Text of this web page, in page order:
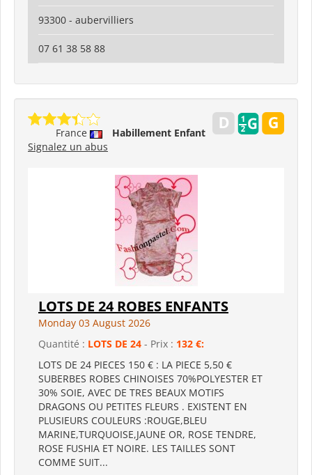
93300 - aubervilliers
07 61 38 58 88
France
Habillement Enfant
Signalez un abus
LOTS DE 24 ROBES ENFANTS
Monday 03 August 2026
Quantité : LOTS DE 24 - Prix : 132 €:
LOTS DE 24 PIECES 150 € : LA PIECE 5,50 €
SUBERBES ROBES CHINOISES 70%POLYESTER ET
30% SOIE, AVEC DE TRES BEAUX MOTIFS
DRAGONS OU PETITES FLEURS . EXISTENT EN
PLUSIEURS COULEURS :ROUGE,BLEU
MARINE,TURQUOISE,JAUNE OR, ROSE TENDRE,
ROSE FUSHIA ET NOIRE. LES TAILLES SONT
COMME SUIT...